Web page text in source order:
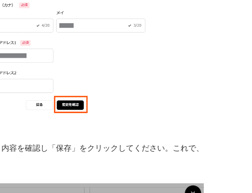
容を確認し「保存」をクリックしてください。これで、